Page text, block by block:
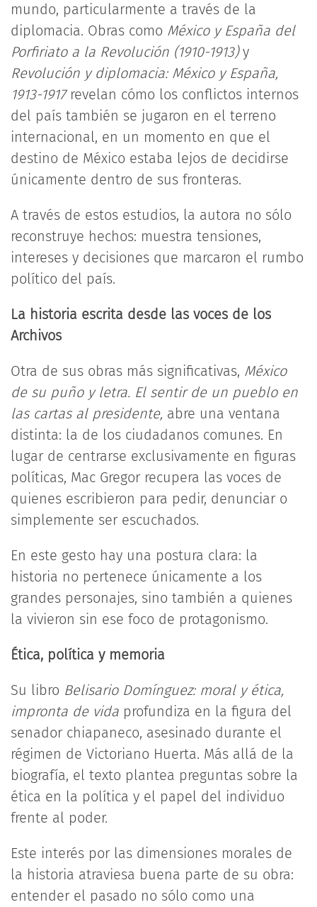
mundo, particularmente a través de la
diplomacia. Obras como México y España del
Porfiriato a la Revolución (1910-1913)y
Revolución y diplomacia: México y España,
1913-1917revelan cómo los conflictos internos
del país también se jugaron en el terreno
internacional, en un momento en que el
destino de México estaba lejos de decidirse
únicamente dentro de sus fronteras.
A través de estos estudios, la autora no sólo
reconstruye hechos: muestra tensiones,
intereses y decisiones que marcaron el rumbo
político del país.
La historia escrita desde las voces de los
Archivos
Otra de sus obras más significativas, México
de su puño y letra. El sentir de un pueblo en
las cartas al presidente, abre una ventana
distinta: la de los ciudadanos comunes. En
lugar de centrarse exclusivamente en figuras
políticas, Mac Gregor recupera las voces de
quienes escribieron para pedir, denunciar o
simplemente ser escuchados.
En este gesto hay una postura clara: la
historia no pertenece únicamente a los
grandes personajes, sino también a quienes
la vivieron sin ese foco de protagonismo.
Ética, política y memoria
Su libro Belisario Domínguez: moral y ética,
impronta de vida profundiza en la figura del
senador chiapaneco, asesinado durante el
régimen de Victoriano Huerta. Más allá de la
biografía, el texto plantea preguntas sobre la
ética en la política y el papel del individuo
frente al poder.
Este interés por las dimensiones morales de
la historia atraviesa buena parte de su obra:
entender el pasado no sólo como una